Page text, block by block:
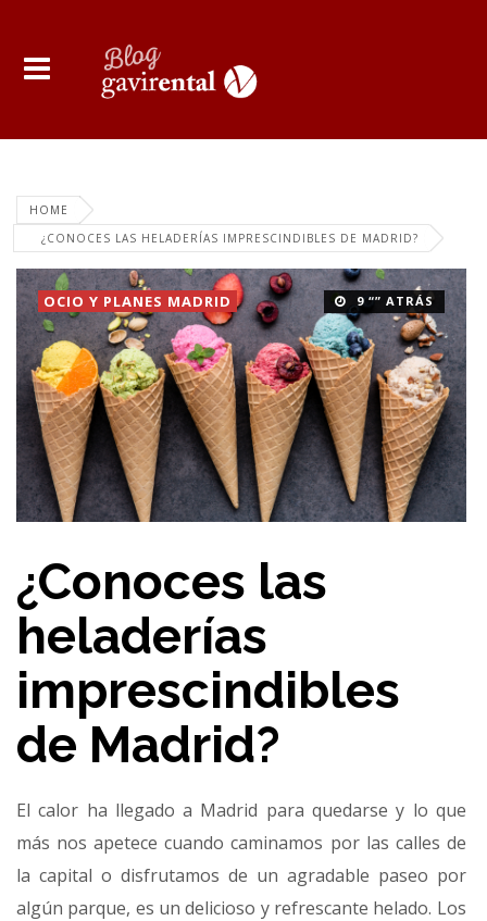
HOME
¿CONOCES LAS HELADERÍAS IMPRESCINDIBLES DE MADRID?
9 “” ATRÁS
OCIO Y PLANES MADRID
¿Conoces las
heladerías
imprescindibles
de Madrid?
El calor ha llegado a Madrid para quedarse y lo que
más nos apetece cuando caminamos por las calles de
la capital o disfrutamos de un agradable paseo por
algún parque, es un delicioso y refrescante helado. Los